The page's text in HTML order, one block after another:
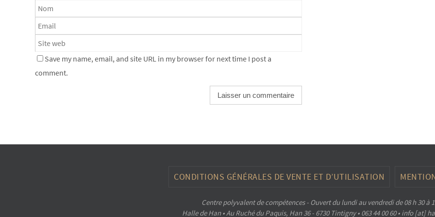
Save my name, email, and site URL in my browser for next time I post a
comment.
CONDITIONS GÉNÉRALES DE VENTE ET D’UTILISATION
Centre polyvalent de compétences - Ouvert du lundi au vendredi de 08 h 30 à
Halle de Han • Au Ruché du Paquis, Han 36 - 6730 Tintigny • 063 44 00 60 • info [at]